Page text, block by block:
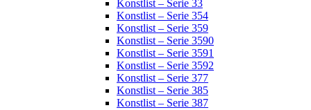
Konstlist – Serie 33
Konstlist – Serie 354
Konstlist – Serie 359
Konstlist – Serie 3590
Konstlist – Serie 3591
Konstlist – Serie 3592
Konstlist – Serie 377
Konstlist – Serie 385
Konstlist – Serie 387